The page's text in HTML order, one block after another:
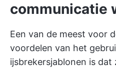
communicatie
Een van de meest voor
voordelen van het
ijsbrekersjablonen is dat